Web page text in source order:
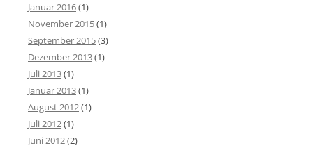
Januar 2016(1)
November 2015(1)
September 2015(3)
Dezember 2013(1)
Juli 2013(1)
Januar 2013(1)
August 2012(1)
Juli 2012(1)
Juni 2012(2)